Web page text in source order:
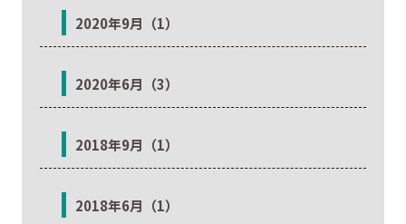
2020年9月（1）
2020年6月（3）
2018年9月（1）
2018年6月（1）